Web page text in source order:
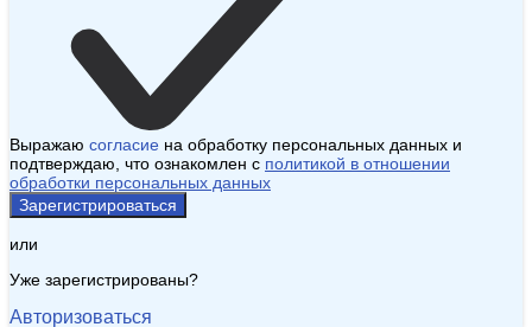
Выражаю согласие на обработку персональных данных и
подтверждаю, что ознакомлен с политикой в отношении
обработки персональных данных
Зарегистрироваться
или
Уже зарегистрированы?
Авторизоваться